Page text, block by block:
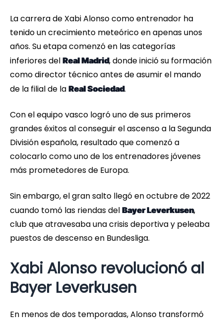
La carrera de Xabi Alonso como entrenador ha
tenido un crecimiento meteórico en apenas unos
años. Su etapa comenzó en las categorías
inferiores del Real Madrid, donde inició su formación
como director técnico antes de asumir el mando
de la filial de la Real Sociedad.
Con el equipo vasco logró uno de sus primeros
grandes éxitos al conseguir el ascenso a la Segunda
División española, resultado que comenzó a
colocarlo como uno de los entrenadores jóvenes
más prometedores de Europa.
Sin embargo, el gran salto llegó en octubre de 2022
cuando tomó las riendas del Bayer Leverkusen,
club que atravesaba una crisis deportiva y peleaba
puestos de descenso en Bundesliga.
Xabi Alonso revolucionó al
Bayer Leverkusen
En menos de dos temporadas, Alonso transformó